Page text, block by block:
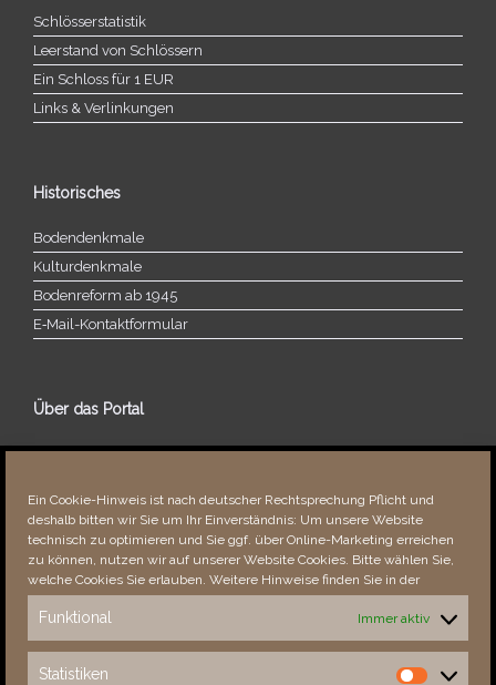
Ein Cookie-Hinweis ist nach deutscher Rechtsprechung Pflicht und
deshalb bitten wir Sie um Ihr Einverständnis: Um unsere Website
technisch zu optimieren und Sie ggf. über Online-Marketing erreichen
zu können, nutzen wir auf unserer Website Cookies. Bitte wählen Sie,
welche Cookies Sie erlauben. Weitere Hinweise finden Sie in der
Funktional Immer aktiv
Statistiken
Schlösserstatistik
Leerstand von Schlössern
Ein Schloss für 1 EUR
Links & Verlinkungen
Historisches
Bodendenkmale
Kulturdenkmale
Bodenreform ab 1945
E‑Mail-​​Kontaktformular
Über das Portal
Über dieses Portal
Fehler bemerkt?
Besucher seit 08/​2021